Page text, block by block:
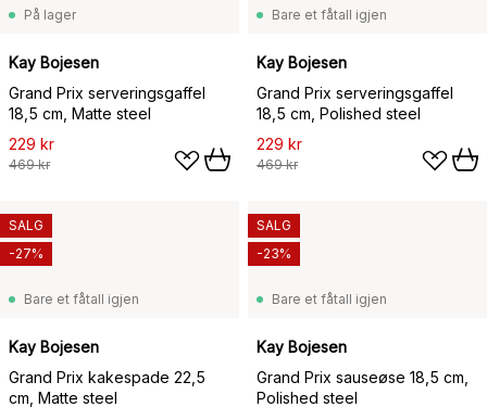
På lager
Kay Bojesen
Grand Prix serveringsgaffel
18,5 cm, Matte steel
229 kr
469 kr
Bare et fåtall igjen
Kay Bojesen
Grand Prix serveringsgaffel
18,5 cm, Polished steel
229 kr
469 kr
Bare et fåtall igjen
Kay Bojesen
Grand Prix kakespade 22,5
cm, Matte steel
SALG
-27%
Bare et fåtall igjen
Kay Bojesen
Grand Prix sauseøse 18,5 cm,
Polished steel
SALG
-23%